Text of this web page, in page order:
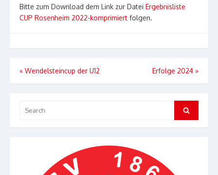
Bitte zum Download dem Link zur Datei Ergebnisliste
CUP Rosenheim 2022-komprimiert folgen.
Beitragsnavigation
« Wendelsteincup der U12 Erfolge 2024 »
for:
Search